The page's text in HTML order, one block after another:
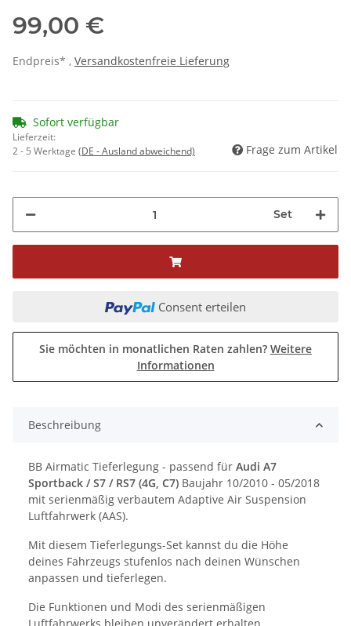
99,00 €
Endpreis* , Versandkostenfreie Lieferung
Sofort verfügbar
Lieferzeit:
2 - 5 Werktage (DE - Ausland abweichend) Frage zum Artikel
Set
Consent erteilen
Sie möchten in monatlichen Raten zahlen? Weitere
Informationen
Beschreibung
BB Airmatic Tieferlegung - passend für Audi A7
Sportback / S7 / RS7 (4G, C7) Baujahr 10/2010 - 05/2018
mit serienmäßig verbautem Adaptive Air Suspension
Luftfahrwerk (AAS).
Mit diesem Tieferlegungs-Set kannst du die Höhe
deines Fahrzeugs stufenlos nach deinen Wünschen
anpassen und tieferlegen.
Die Funktionen und Modi des serienmäßigen